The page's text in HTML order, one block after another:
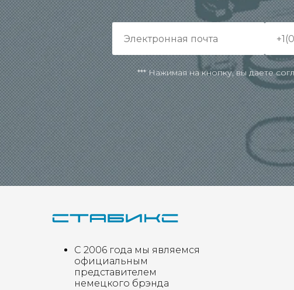
*** Нажимая на кнопку, вы даете
С 2006 года мы являемся
официальным
представителем
немецкого брэнда